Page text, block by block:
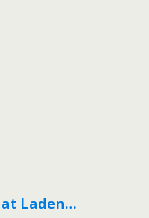
Laden…